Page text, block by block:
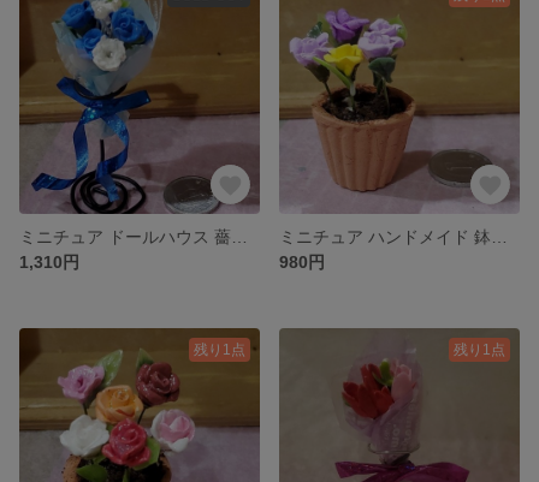
1,310円
980円
残り1点 残り1点